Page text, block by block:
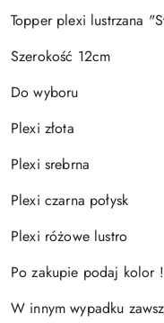
Topper plexi lustrzana
Szerokość 12cm
Do wyboru
Plexi złota
Plexi srebrna
Plexi czarna połysk
Plexi różowe lustro
Po zakupie podaj kolor
W innym wypadku